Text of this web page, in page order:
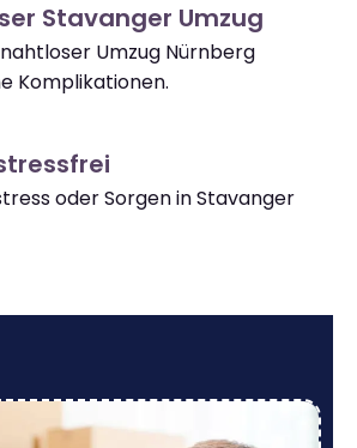
Stavanger Umzug
Umzug Nürnberg
Komplikationen.
oder Sorgen in Stavanger